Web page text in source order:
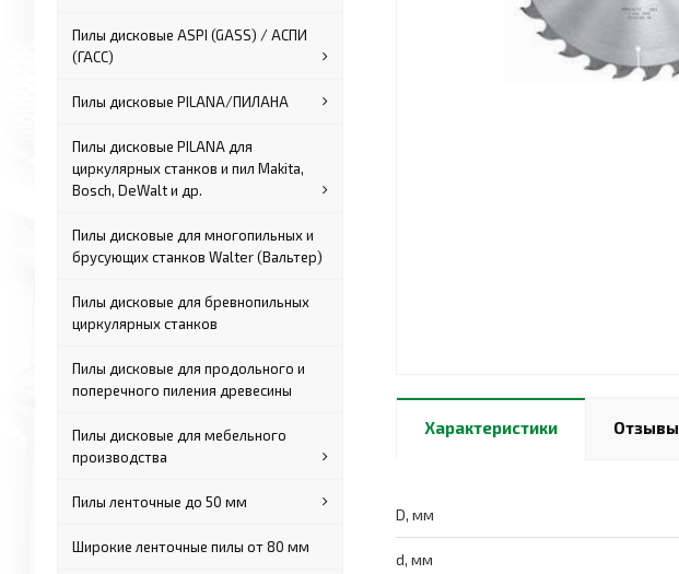
Пилы дисковые ASPI (GASS) / АСПИ
(ГАСС)
Пилы дисковые PILANA/ПИЛАНА
Пилы дисковые PILANA для
циркулярных станков и пил Makita,
Bosch, DeWalt и др.
Пилы дисковые для многопильных и
брусующих станков Walter (Вальтер)
Пилы дисковые для бревнопильных
циркулярных станков
Пилы дисковые для продольного и
поперечного пиления древесины
Пилы дисковые для мебельного
производства
Пилы ленточные до 50 мм
Широкие ленточные пилы от 80 мм
Характеристики Отзывы
D, мм
d, мм